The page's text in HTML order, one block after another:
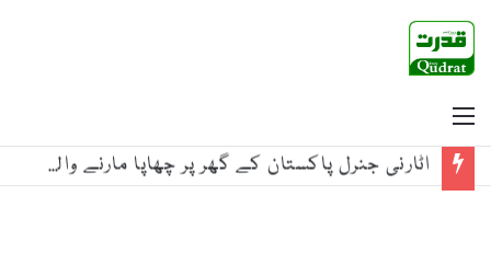
اٹارنی جنرل پاکستان کے گھر پر چھاپا مارنے والے اہلکاروں کا ضمانت کےلیے عدالت سے رجوع